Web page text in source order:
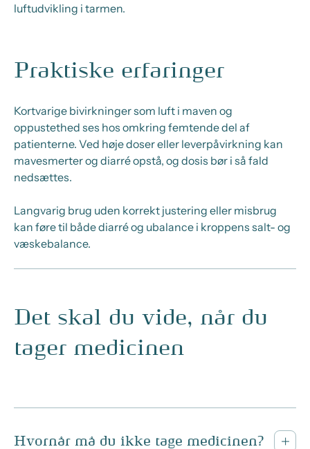
luftudvikling i tarmen.
Praktiske erfaringer
Kortvarige bivirkninger som luft i maven og
oppustethed ses hos omkring femtende del af
patienterne. Ved høje doser eller leverpåvirkning kan
mavesmerter og diarré opstå, og dosis bør i så fald
nedsættes.
Langvarig brug uden korrekt justering eller misbrug
kan føre til både diarré og ubalance i kroppens salt- og
væskebalance.
Det skal du vide, når du
tager medicinen
Hvornår må du ikke tage medicinen?